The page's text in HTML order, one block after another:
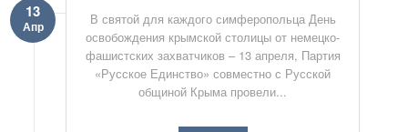
13
Апр
В святой для каждого симферопольца День
освобождения крымской столицы от немецко-
фашистских захватчиков – 13 апреля, Партия
«Русское Единство» совместно с Русской
общиной Крыма провели...